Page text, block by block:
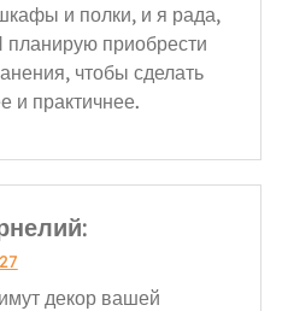
и полки, и я рада,
планирую приобрести
чтобы сделать
и практичнее.
:
декор вашей